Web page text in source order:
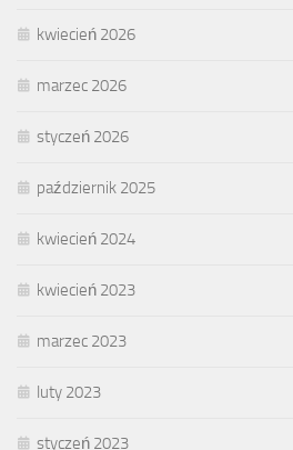
kwiecień 2026
marzec 2026
styczeń 2026
październik 2025
kwiecień 2024
kwiecień 2023
marzec 2023
luty 2023
styczeń 2023